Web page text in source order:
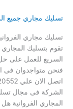
تسليك مجاري جميع
تسليك مجاري
تقوم بتسليك
السريع للعمل على
الشركة فى مجال
المجاري الفروانية